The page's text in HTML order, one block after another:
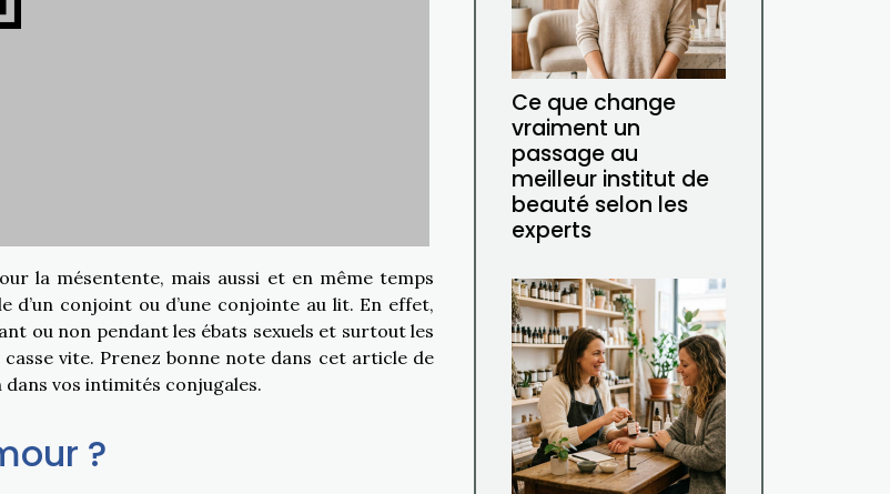
la mésentente, mais aussi et en même temps
d’un conjoint ou d’une conjointe au lit. En effet,
ou non pendant les ébats sexuels et surtout les
vite. Prenez bonne note dans cet article de
vos intimités conjugales.
?
Ce que change
vraiment un
passage au
meilleur institut de
beauté selon les
experts